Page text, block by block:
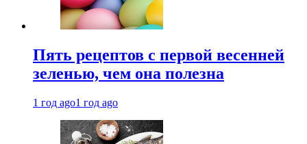
Пять рецептов с первой весенней
зеленью, чем она полезна
1 год ago1 год ago